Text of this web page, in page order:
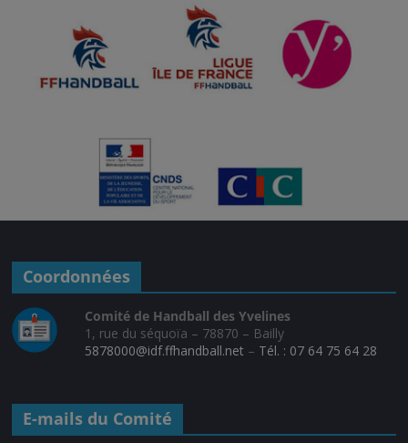
Coordonnées
Comité de Handball des Yvelines
1, rue du séquoïa – 78870 – Bailly
5878000@idf.ffhandball.net – Tél. : 07 64 75 64 28
E-mails du Comité